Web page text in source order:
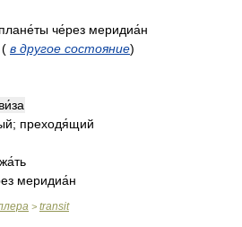
че́рез меридиа́н
в другое состояние)
преходя́щий
меридиа́н
> transit